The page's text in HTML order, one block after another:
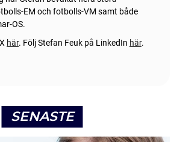
EM och fotbolls-VM samt både
OS.
här. Följ Stefan Feuk på LinkedIn här.
SENASTE